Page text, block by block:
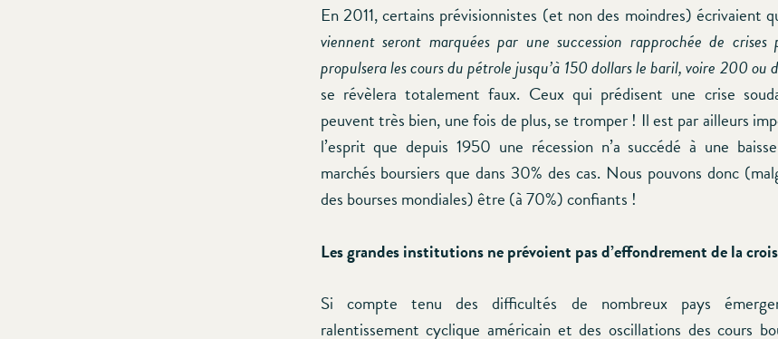
En 2011, certains prévisionnistes (et non des moindres) écrivaient
viennent seront marquées par une succession rapprochée de
propulsera les cours du pétrole jusqu’à 150 dollars le baril, voire 200 ou
se révèlera totalement faux. Ceux qui prédisent une crise
peuvent très bien, une fois de plus, se tromper ! Il est par ailleurs
l’esprit que depuis 1950 une récession n’a succédé à une
marchés boursiers que dans 30% des cas. Nous pouvons donc
des bourses mondiales) être (à 70%) confiants !
Les grandes institutions ne prévoient pas d’effondrement de la
Si compte tenu des difficultés de nombreux pays
ralentissement cyclique américain et des oscillations des cours